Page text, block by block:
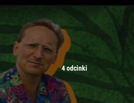
4 odcinki